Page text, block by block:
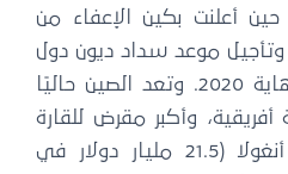
حين أعلنت بكين الإعفاء من
من 15 دولة، وتأجيل موعد سداد ديون دول
أخرى، كانت مستحقة بنهاية 2020. وتعد الصين حاليًا
في 32 دولة أفريقية، وأكبر مقرض للقارة
ككل، وتشمل القائمة أنغولا (21.5 مليار دولار في